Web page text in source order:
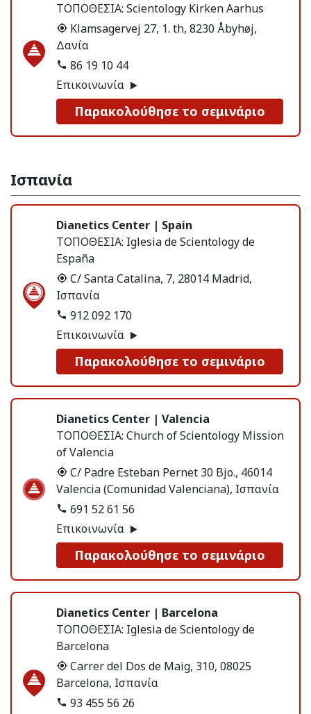
ΤΟΠΟΘΕΣΙΑ: Scientology Kirken Aarhus
Klamsagervej 27, 1. th, 8230 Åbyhøj,
Δανία
86 19 10 44
Επικοινωνία
Παρακολούθησε το σεμινάριο
Ισπανία
Dianetics Center | Spain
ΤΟΠΟΘΕΣΙΑ: Iglesia de Scientology de
España
C/ Santa Catalina, 7, 28014 Madrid,
Ισπανία
912 092 170
Επικοινωνία
Παρακολούθησε το σεμινάριο
Dianetics Center | Valencia
ΤΟΠΟΘΕΣΙΑ: Church of Scientology Mission
of Valencia
C/ Padre Esteban Pernet 30 Bjo., 46014
Valencia (Comunidad Valenciana), Ισπανία
691 52 61 56
Επικοινωνία
Παρακολούθησε το σεμινάριο
Dianetics Center | Barcelona
ΤΟΠΟΘΕΣΙΑ: Iglesia de Scientology de
Barcelona
Carrer del Dos de Maig, 310, 08025
Barcelona, Ισπανία
93 455 56 26